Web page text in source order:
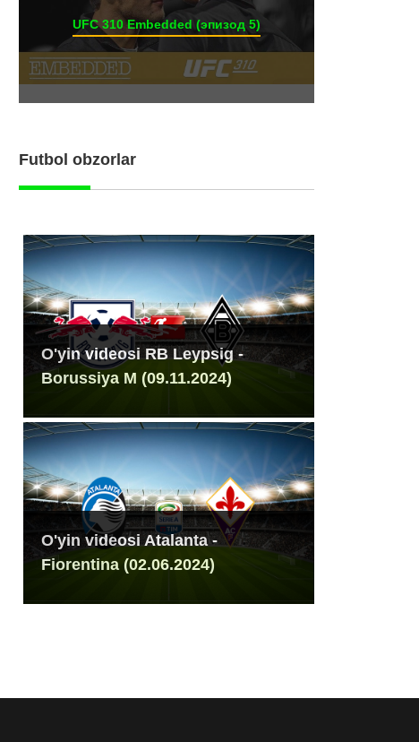
UFC 310 Embedded (эпизод 5)
Futbol obzorlar
O'yin videosi RB Leypsig -
Borussiya M (09.11.2024)
O'yin videosi Atalanta -
Fiorentina (02.06.2024)